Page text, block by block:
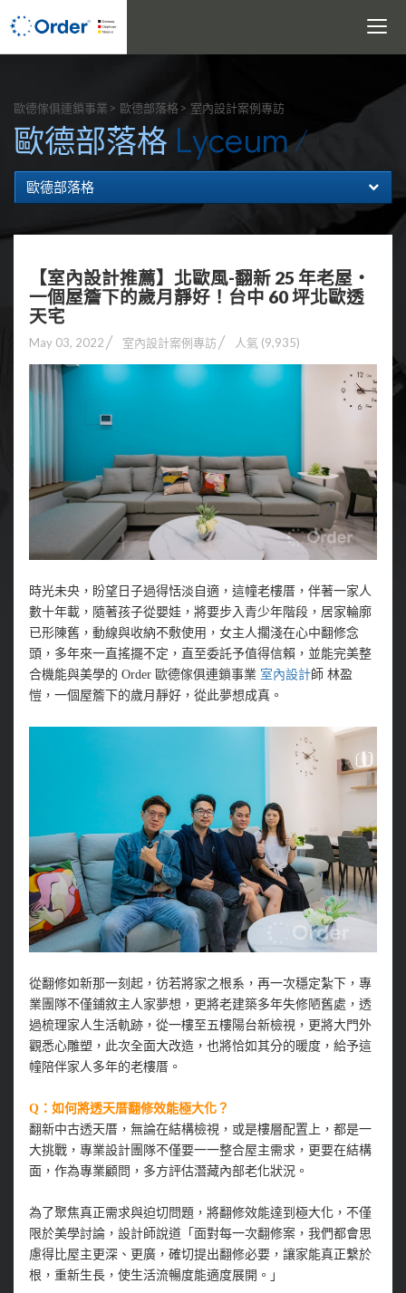
Toggle
歐德傢俱連鎖事業 歐德部落格 室內設計案例專訪
歐德部落格 Lyceum
歐德部落格
【室內設計推薦】北歐風-翻新 25 年老屋‧
一個屋簷下的歲月靜好！台中 60 坪北歐透
天宅
May 03, 2022 室內設計案例專訪 人氣 (9,935)
時光未央，盼望日子過得恬淡自適，這幢老樓厝，伴著一家人
數十年載，隨著孩子從嬰娃，將要步入青少年階段，居家輪廓
已形陳舊，動線與收納不敷使用，女主人擱淺在心中翻修念
頭，多年來一直搖擺不定，直至委託予值得信賴，並能完美整
合機能與美學的 Order 歐德傢俱連鎖事業 室內設計師 林盈
愷，一個屋簷下的歲月靜好，從此夢想成真。
從翻修如新那一刻起，彷若將家之根系，再一次穩定紮下，專
業團隊不僅鋪敘主人家夢想，更將老建築多年失修陋舊處，透
過梳理家人生活軌跡，從一樓至五樓陽台新檢視，更將大門外
觀悉心雕塑，此次全面大改造，也將恰如其分的暖度，給予這
幢陪伴家人多年的老樓厝。
Q：如何將透天厝翻修效能極大化？
翻新中古透天厝，無論在結構檢視，或是樓層配置上，都是一
大挑戰，專業設計團隊不僅要一一整合屋主需求，更要在結構
面，作為專業顧問，多方評估潛藏內部老化狀況。
為了聚焦真正需求與迫切問題，將翻修效能達到極大化，不僅
限於美學討論，設計師說道「面對每一次翻修案，我們都會思
慮得比屋主更深、更廣，確切提出翻修必要，讓家能真正繫於
根，重新生長，使生活流暢度能適度展開。」